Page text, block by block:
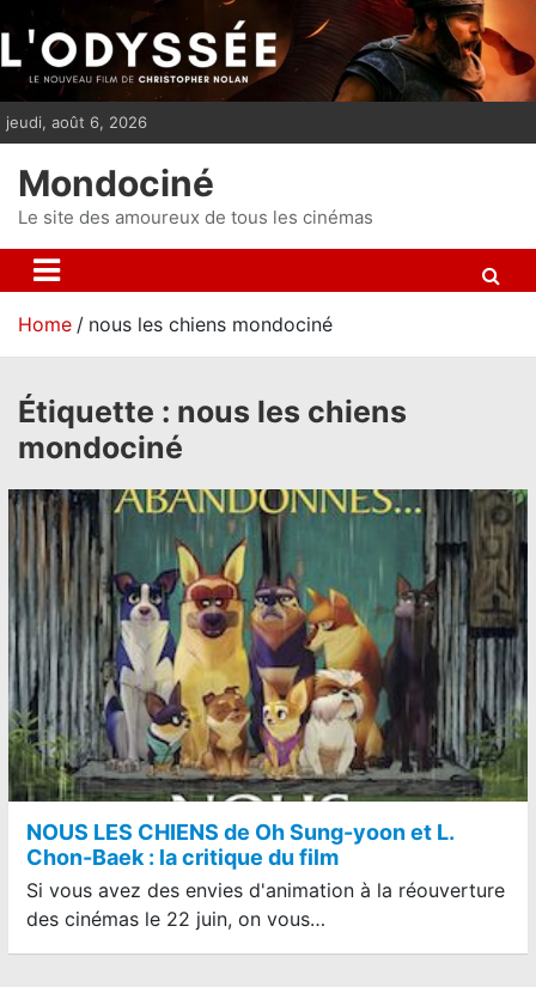
i
p
t
n
t
jeudi, août 6, 2026
Mondociné
Le site des amoureux de tous les cinémas
Home nous les chiens mondociné
Étiquette : nous les chiens
mondociné
NOUS LES CHIENS de Oh Sung-yoon et L.
Chon-Baek : la critique du film
Si vous avez des envies d'animation à la réouverture
des cinémas le 22 juin, on vous…